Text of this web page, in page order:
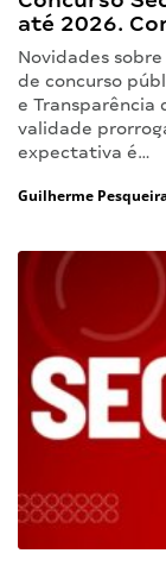
até 2026.
Novidades
de concurso
e Transparência
validade
expectativa é…
Guilherme